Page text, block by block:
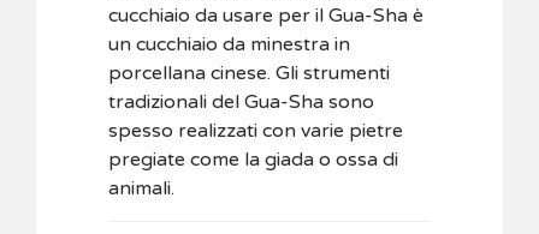
cucchiaio da usare per il Gua-Sha è
un cucchiaio da minestra in
porcellana cinese. Gli strumenti
tradizionali del Gua-Sha sono
spesso realizzati con varie pietre
pregiate come la giada o ossa di
animali.